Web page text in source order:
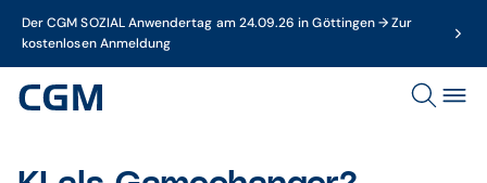
Der CGM SOZIAL Anwendertag am 24.09.26 in Göttingen → Zur
kostenlosen Anmeldung